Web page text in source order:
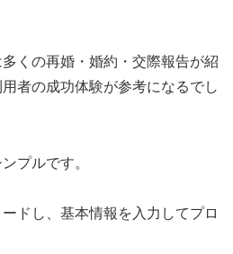
くの再婚・婚約・交際報告が紹
者の成功体験が参考になるでし
プルです。
ドし、基本情報を入力してプロ